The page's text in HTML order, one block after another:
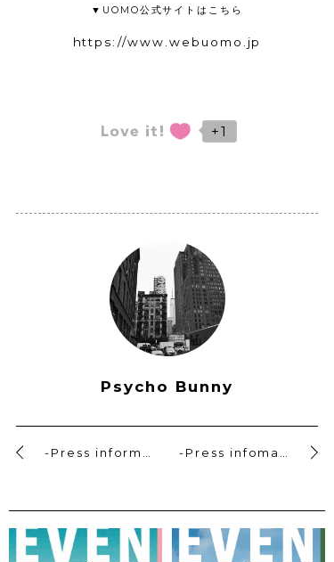
▼UOMO公式サイトはこちら
https://www.webuomo.jp
+1
Psycho Bunny
-Press information-『ドロ刑』ドラマ衣装協力のお知らせ -Press infomation- 雑誌『MEN’S CLUB 12月号』掲載